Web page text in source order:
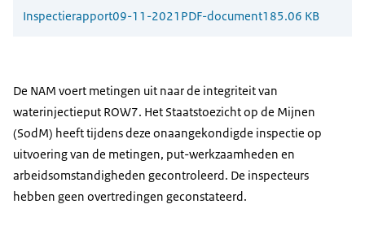
Inspectierapport09-11-2021 PDF-document185.06 KB
De NAM voert metingen uit naar de integriteit van
waterinjectieput ROW7. Het Staatstoezicht op de Mijnen
(SodM) heeft tijdens deze onaangekondigde inspectie op
uitvoering van de metingen, put-werkzaamheden en
arbeidsomstandigheden gecontroleerd. De inspecteurs
hebben geen overtredingen geconstateerd.